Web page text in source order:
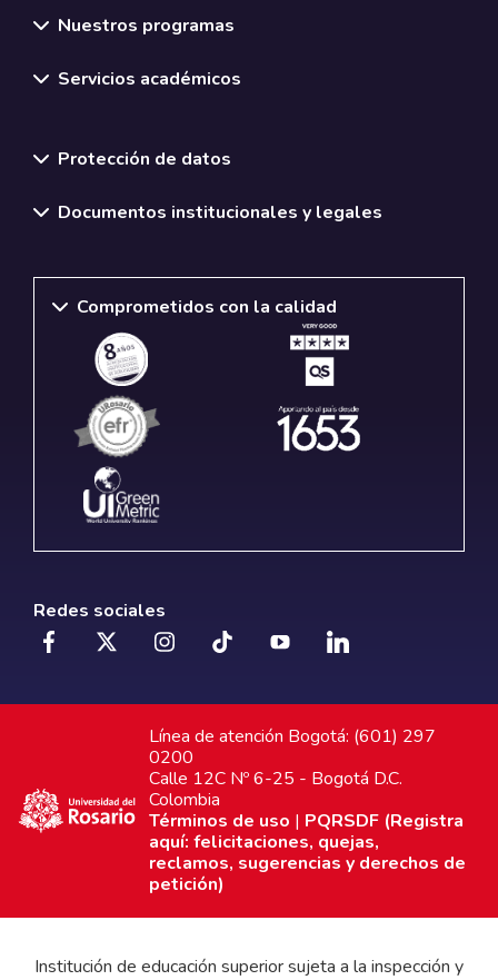
Nuestros programas
Servicios académicos
Protección de datos
Documentos institucionales y legales
Comprometidos con la calidad
Redes sociales
Línea de atención Bogotá: (601) 297
0200
Calle 12C Nº 6-25 - Bogotá D.C.
Colombia
Términos de uso | PQRSDF (Registra
aquí: felicitaciones, quejas,
reclamos, sugerencias y derechos de
petición)
Institución de educación superior sujeta a la inspección y